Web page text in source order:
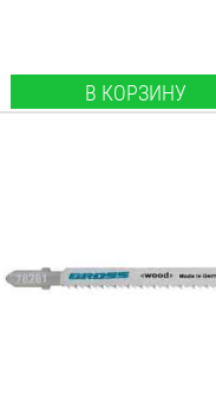
В КОРЗИНУ